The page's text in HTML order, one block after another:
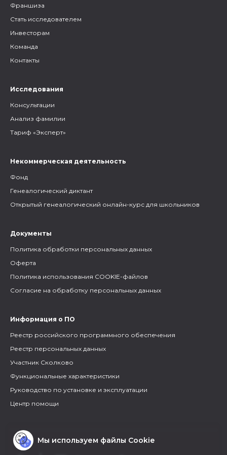
Франшиза
Стать исследователем
Инвесторам
Команда
Контакты
Исследования
Консультации
Анализ фамилии
Тариф «Эксперт»
Некоммерческая деятельность
Фонд
Генеалогический диктант
Открытый генеалогический онлайн-курс для школьников
Документы
Политика обработки персональных данных
Оферта
Политика использования COOKIE-файлов
Согласие на обработку персональных данных
Информация о ПО
Реестр российского программного обеспечения
Реестр персональных данных
Участник Сколково
Функциональные характеристики
Руководство по установке и эксплуатации
Центр помощи
Мы используем файлы Cookie